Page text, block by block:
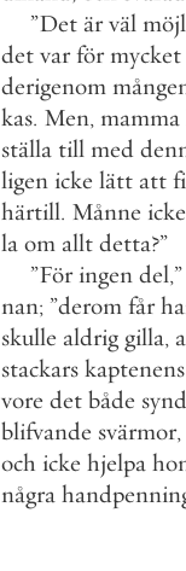
”Det är väl
det var för mycket
derigenom
kas. Men, mamma
ställa till med
ligen icke lätt att
härtill. Månne icke
la om allt detta?”
”För ingen del,”
nan; ”derom får
skulle aldrig gilla,
stackars kaptenens
vore det både synd
blifvande svärmor,
och icke hjelpa
några